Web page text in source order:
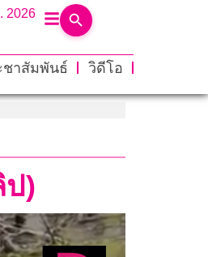
2026
ชาสัมพันธ์
วิดีโอ
ป)